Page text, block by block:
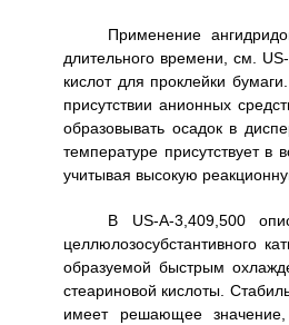
Применение
длительного времени, см.
кислот для проклейки
присутствии анионных
образовывать осадок в
температуре присутствует
учитывая высокую
В US-A-3,409,500
целлюлозосубстантивного
образуемой быстрым
стеариновой кислоты.
имеет решающее